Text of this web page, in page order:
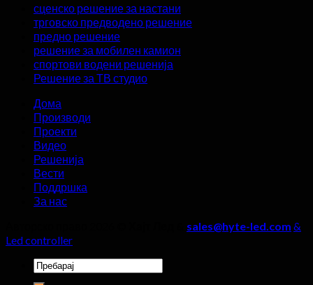
просториите
за
пренос
во
живо?
производител
на
LED
дисплеј,
сценско решение за настани
трговско предводено решение
предно решение
решение за мобилен камион
спортови водени решенија
Решение за ТВ студио
Дома
Производи
Проекти
Видео
Решенија
Вести
Поддршка
За нас
sales@hyte-led.com &
Led controller
Пребарај
за: